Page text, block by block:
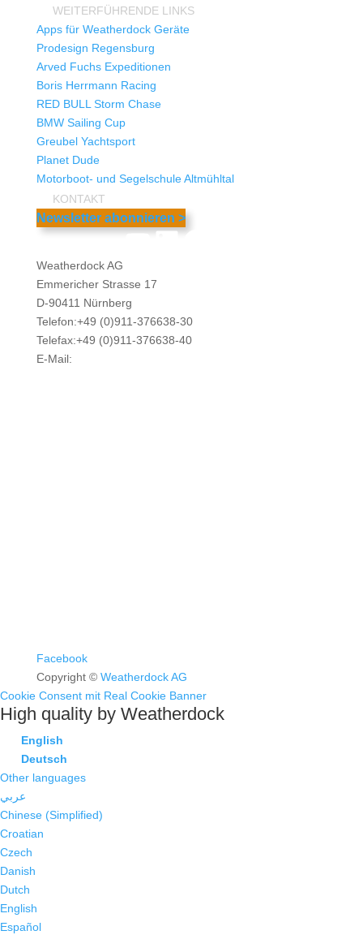
WEITERFÜHRENDE LINKS
Apps für Weatherdock Geräte
Prodesign Regensburg
Arved Fuchs Expeditionen
Boris Herrmann Racing
RED BULL Storm Chase
BMW Sailing Cup
Greubel Yachtsport
Planet Dude
Motorboot- und Segelschule Altmühltal
KONTAKT
Newsletter abonnieren >
YouTube
LinkedIn
Facebook
Weatherdock AG
Emmericher Strasse 17
D-90411 Nürnberg
Telefon:+49 (0)911-376638-30
Telefax:+49 (0)911-376638-40
E-Mail:
Facebook
Copyright © Weatherdock AG
Cookie Consent mit Real Cookie Banner
High quality by Weatherdock
English
Deutsch
Other languages
عربي
Chinese (Simplified)
Croatian
Czech
Danish
Dutch
English
Español